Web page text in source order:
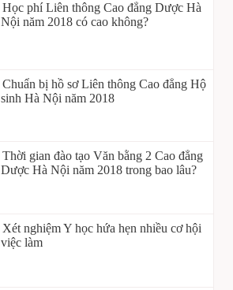
Học phí Liên thông Cao đẳng Dược Hà
Nội năm 2018 có cao không?
Chuẩn bị hồ sơ Liên thông Cao đẳng Hộ
sinh Hà Nội năm 2018
Thời gian đào tạo Văn bằng 2 Cao đẳng
Dược Hà Nội năm 2018 trong bao lâu?
Xét nghiệm Y học hứa hẹn nhiều cơ hội
việc làm